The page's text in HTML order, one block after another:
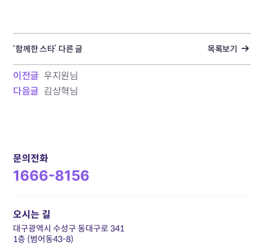
‘함께한 스타’ 다른 글 목록보기
이전글 우지원님
다음글 김상혁님
문의전화
1666-8156
오시는 길
대구광역시 수성구 동대구로 341
1층 (범어동43-8)